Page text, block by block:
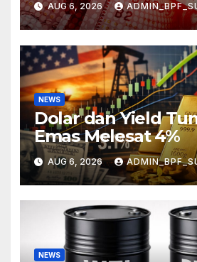
AUG 6, 2026
NEWS
Dolar dan Yield
Emas Melesat 4%
AUG 6, 2026
NEWS